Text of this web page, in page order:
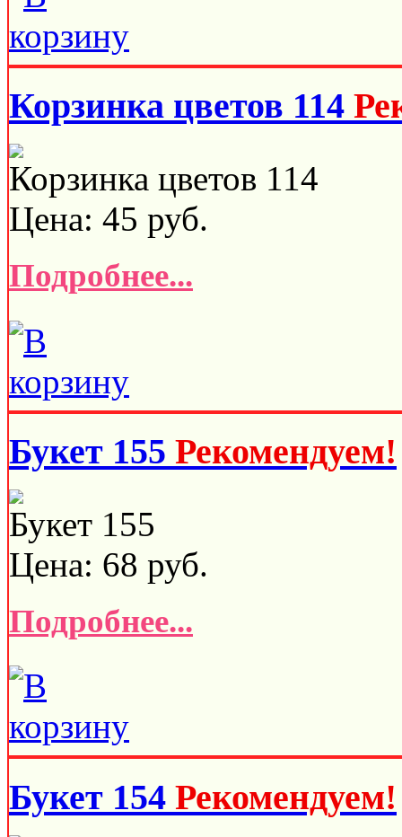
Корзинка цветов 114
Корзинка цветов 114
Цена: 45 руб.
Подробнее...
Букет 155 Рекомендуем!
Букет 155
Цена: 68 руб.
Подробнее...
Букет 154 Рекомендуем!